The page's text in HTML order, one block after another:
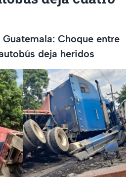
Choque entre
deja heridos